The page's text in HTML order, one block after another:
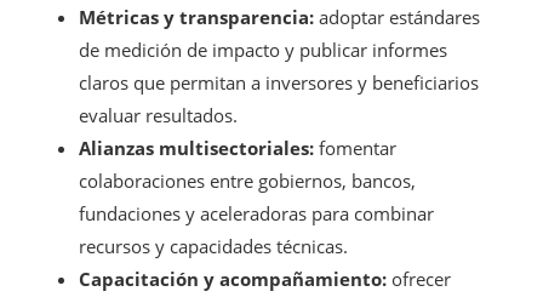
Métricas y transparencia: adoptar estándares
de medición de impacto y publicar informes
claros que permitan a inversores y beneficiarios
evaluar resultados.
Alianzas multisectoriales: fomentar
colaboraciones entre gobiernos, bancos,
fundaciones y aceleradoras para combinar
recursos y capacidades técnicas.
Capacitación y acompañamiento: ofrecer